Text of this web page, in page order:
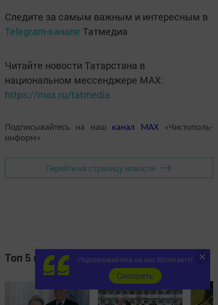
Следите за самым важным и интересным в
Telegram-канале Татмедиа
Читайте новости Татарстана в
национальном мессенджере MАХ:
https://max.ru/tatmedia
Подписывайтесь на наш канал MAX«Чистополь-
информ»
Перейти на страницу новости
Топ 5 новостейПодписывайтесь на нас ВКонтакте!
Cмотреть